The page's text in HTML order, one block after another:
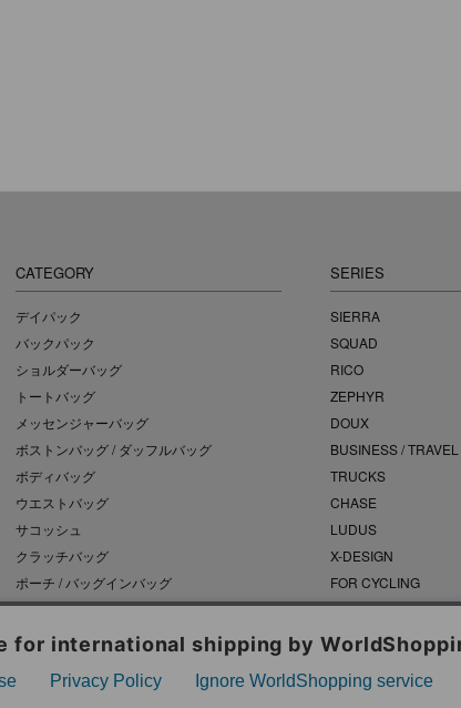
CATEGORY
デイパック
バックパック
ショルダーバッグ
トートバッグ
メッセンジャーバッグ
ボストンバッグ / ダッフルバッグ
ボディバッグ
ウエストバッグ
サコッシュ
クラッチバッグ
ポーチ / バッグインバッグ
サイクルバッグ
アクセサリー / その他
SERIES
SIERRA
SQUAD
RICO
ZEPHYR
DOUX
BUSINESS / TRAVEL
TRUCKS
CHASE
LUDUS
X-DESIGN
FOR CYCLING
ACCESSORY